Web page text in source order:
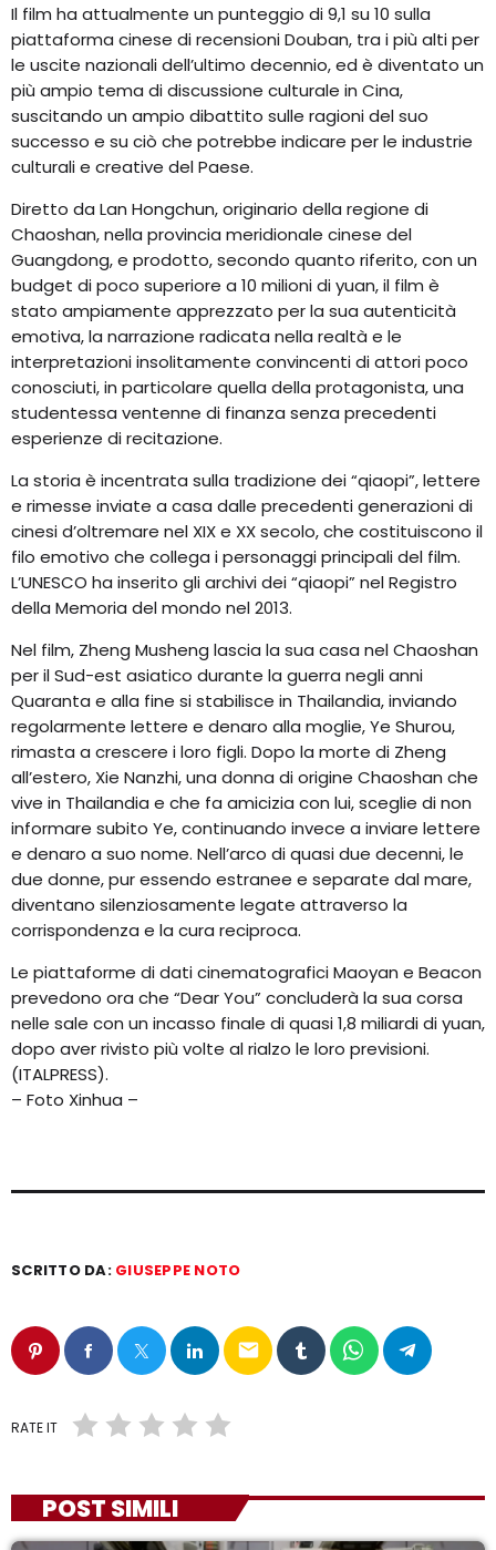
Il film ha attualmente un punteggio di 9,1 su 10 sulla
piattaforma cinese di recensioni Douban, tra i più alti per
le uscite nazionali dell’ultimo decennio, ed è diventato un
più ampio tema di discussione culturale in Cina,
suscitando un ampio dibattito sulle ragioni del suo
successo e su ciò che potrebbe indicare per le industrie
culturali e creative del Paese.
Diretto da Lan Hongchun, originario della regione di
Chaoshan, nella provincia meridionale cinese del
Guangdong, e prodotto, secondo quanto riferito, con un
budget di poco superiore a 10 milioni di yuan, il film è
stato ampiamente apprezzato per la sua autenticità
emotiva, la narrazione radicata nella realtà e le
interpretazioni insolitamente convincenti di attori poco
conosciuti, in particolare quella della protagonista, una
studentessa ventenne di finanza senza precedenti
esperienze di recitazione.
La storia è incentrata sulla tradizione dei “qiaopi”, lettere
e rimesse inviate a casa dalle precedenti generazioni di
cinesi d’oltremare nel XIX e XX secolo, che costituiscono il
filo emotivo che collega i personaggi principali del film.
L’UNESCO ha inserito gli archivi dei “qiaopi” nel Registro
della Memoria del mondo nel 2013.
Nel film, Zheng Musheng lascia la sua casa nel Chaoshan
per il Sud-est asiatico durante la guerra negli anni
Quaranta e alla fine si stabilisce in Thailandia, inviando
regolarmente lettere e denaro alla moglie, Ye Shurou,
rimasta a crescere i loro figli. Dopo la morte di Zheng
all’estero, Xie Nanzhi, una donna di origine Chaoshan che
vive in Thailandia e che fa amicizia con lui, sceglie di non
informare subito Ye, continuando invece a inviare lettere
e denaro a suo nome. Nell’arco di quasi due decenni, le
due donne, pur essendo estranee e separate dal mare,
diventano silenziosamente legate attraverso la
corrispondenza e la cura reciproca.
Le piattaforme di dati cinematografici Maoyan e Beacon
prevedono ora che “Dear You” concluderà la sua corsa
nelle sale con un incasso finale di quasi 1,8 miliardi di yuan,
dopo aver rivisto più volte al rialzo le loro previsioni.
(ITALPRESS).
– Foto Xinhua –
SCRITTO DA: GIUSEPPE NOTO
email
RATE IT
POST SIMILI